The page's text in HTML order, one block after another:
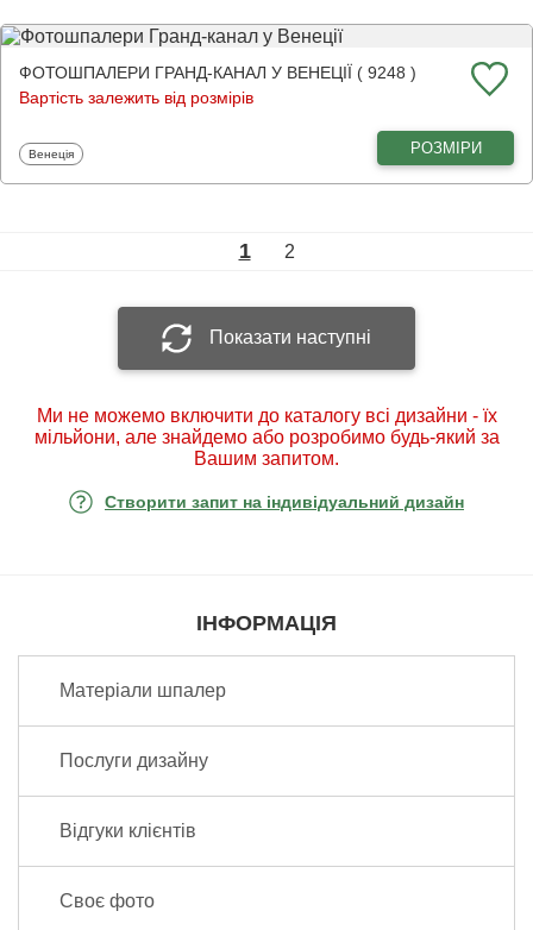
ФОТОШПАЛЕРИ ГРАНД-КАНАЛ У ВЕНЕЦІЇ ( 9248 )
Вартість залежить від розмірів
Фотошпалери
Венеція РОЗМІРИ
1 2
Показати наступні
Ми не можемо включити до каталогу всі дизайни - їх
мільйони, але знайдемо або розробимо будь-який за
Вашим запитом.
Створити запит на індивідуальний дизайн
ІНФОРМАЦІЯ
Матеріали шпалер
Послуги дизайну
Відгуки клієнтів
Своє фото